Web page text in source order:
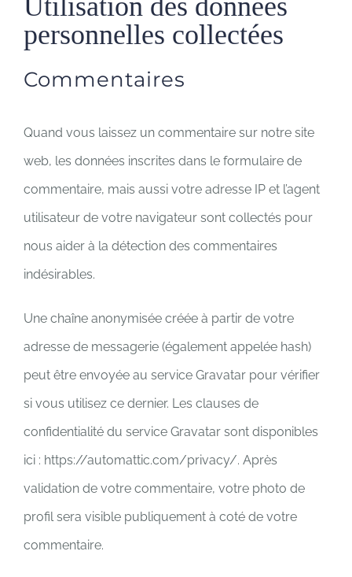
Utilisation des données
personnelles collectées
Commentaires
Quand vous laissez un commentaire sur notre site
web, les données inscrites dans le formulaire de
commentaire, mais aussi votre adresse IP et l’agent
utilisateur de votre navigateur sont collectés pour
nous aider à la détection des commentaires
indésirables.
Une chaîne anonymisée créée à partir de votre
adresse de messagerie (également appelée hash)
peut être envoyée au service Gravatar pour vérifier
si vous utilisez ce dernier. Les clauses de
confidentialité du service Gravatar sont disponibles
ici : https://automattic.com/privacy/. Après
validation de votre commentaire, votre photo de
profil sera visible publiquement à coté de votre
commentaire.